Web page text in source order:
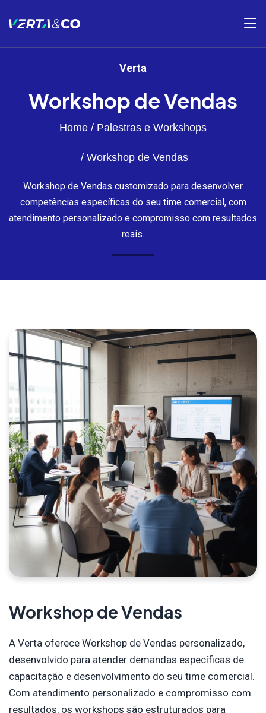
Verta
Workshop de Vendas
Home Palestras e Workshops
Workshop de Vendas
Workshop de Vendas customizado para desenvolver
competências específicas do seu time comercial, com
atendimento personalizado e compromisso com resultados
reais.
Workshop de Vendas
A Verta oferece Workshop de Vendas personalizado,
desenvolvido para atender demandas específicas de
capacitação e desenvolvimento do seu time comercial.
Com atendimento personalizado e compromisso com
resultados, os workshops são estruturados para